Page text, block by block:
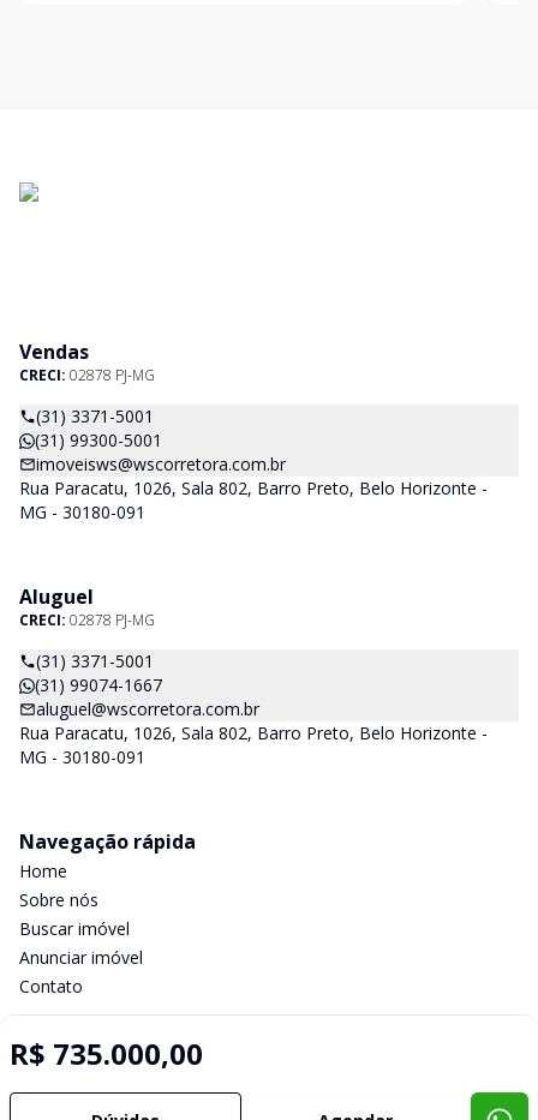
R$ 735.000,00
Vendas
CRECI: 02878 PJ-MG
(31) 3371-5001
(31) 99300-5001
imoveisws@wscorretora.com.br
Rua Paracatu, 1026, Sala 802, Barro Preto, Belo Horizonte -
MG - 30180-091
Aluguel
CRECI: 02878 PJ-MG
(31) 3371-5001
(31) 99074-1667
aluguel@wscorretora.com.br
Rua Paracatu, 1026, Sala 802, Barro Preto, Belo Horizonte -
MG - 30180-091
Navegação rápida
Home
Sobre nós
Buscar imóvel
Anunciar imóvel
Contato
Selo de Tecnologia Loft